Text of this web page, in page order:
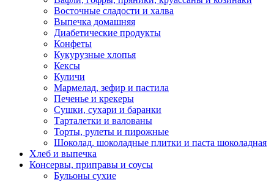
Восточные сладости и халва
Выпечка домашняя
Диабетические продукты
Конфеты
Кукурузные хлопья
Кексы
Куличи
Мармелад, зефир и пастила
Печенье и крекеры
Сушки, сухари и баранки
Тарталетки и валованы
Торты, рулеты и пирожные
Шоколад, шоколадные плитки и паста шоколадная
Хлеб и выпечка
Консервы, приправы и соусы
Бульоны сухие